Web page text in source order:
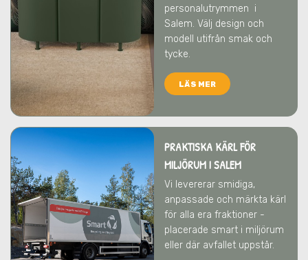
personalutrymmen i
Salem. Välj design och
modell utifrån smak och
tycke.
LÄS MER
PRAKTISKA KÄRL FÖR
MILJÖRUMI SALEM
Vi levererar smidiga,
anpassade och märkta kärl
för alla era fraktioner -
placerade smart i miljörum
eller där avfallet uppstår.